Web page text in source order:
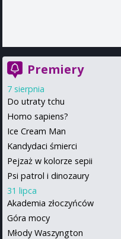
Premiery
7 sierpnia
Do utraty tchu
Homo sapiens?
Ice Cream Man
Kandydaci śmierci
Pejzaż w kolorze sepii
Psi patrol i dinozaury
31 lipca
Akademia złoczyńców
Góra mocy
Młody Waszyngton